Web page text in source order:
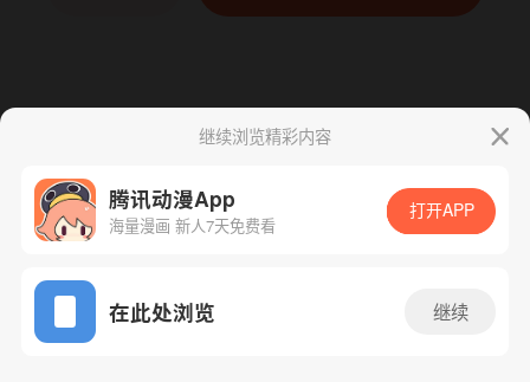
App免费看
继续浏览精彩内容
腾讯动漫App
海量漫画 新人7天免费看
打开APP
在此处浏览 继续